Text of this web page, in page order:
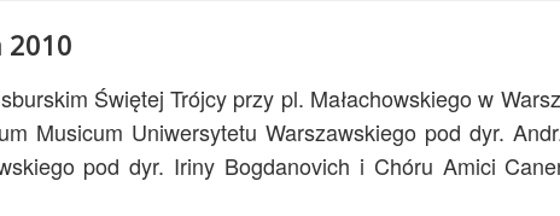
2010
Świętej Trójcy przy pl. Małachowskiego w
Musicum Uniwersytetu Warszawskiego pod dyr.
pod dyr. Iriny Bogdanovich i Chóru Amici